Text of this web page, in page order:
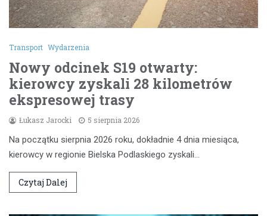
Transport Wydarzenia
Nowy odcinek S19 otwarty:
kierowcy zyskali 28 kilometrów
ekspresowej trasy
Łukasz Jarocki 5 sierpnia 2026
Na początku sierpnia 2026 roku, dokładnie 4 dnia miesiąca,
kierowcy w regionie Bielska Podlaskiego zyskali…
Czytaj Dalej